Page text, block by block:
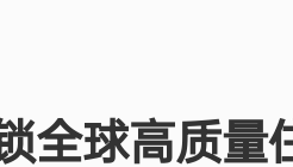
全球高质量